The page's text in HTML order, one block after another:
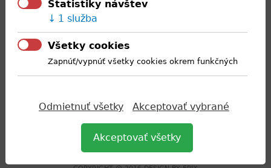
odvahu a zručnosti v tzv. únikovej izbe . Domov sa vrátili v
zážitkami.
STREDNÁ ODBORNÁ ŠKOLA ROZVOJA VIDIEKA S VJM
VIDÉKFEJLESZTÉSI SZAKKÖZÉPISKOLA
NÁMESTIE SV. ŠTEFANA 1533/3, 929 01 DUNAJSKÁ STREDA
Štatistiky návštev
1 služba
Všetky cookies
Zapnúť/vypnúť všetky cookies okrem funkčných
Odmietnuť všetky Akceptovať vybrané
Akceptovať všetky